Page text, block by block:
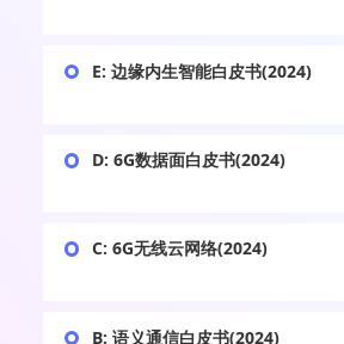
E: 边缘内生智能白皮书(2024)
D: 6G数据面白皮书(2024)
C: 6G无线云网络(2024)
B: 语义通信白皮书(2024)